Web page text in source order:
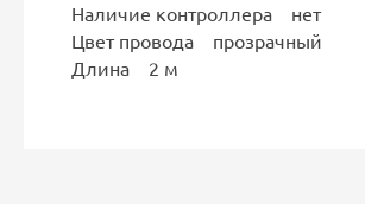
Наличие контроллера нет
Цвет провода прозрачный
Длина 2 м